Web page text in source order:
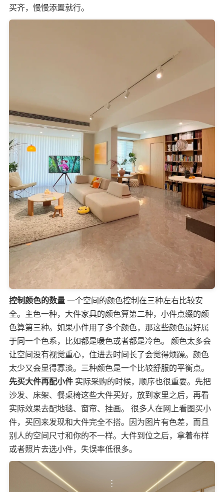
买齐，慢慢添置就行。
控制颜色的数量 一个空间的颜色控制在三种左右比较安
全。主色一种，大件家具的颜色算第二种，小件点缀的颜
色算第三种。如果小件用了多个颜色，那这些颜色最好属
于同一个色系，比如都是暖色或者都是冷色。 颜色太多会
让空间没有视觉重心，住进去时间长了会觉得烦躁。颜色
太少又会显得寡淡。三种颜色是一个比较舒服的平衡点。
先买大件再配小件 实际采购的时候，顺序也很重要。先把
沙发、床架、餐桌椅这些大件买好，放到家里之后，再看
实际效果去配地毯、窗帘、挂画。 很多人在网上看图买小
件，买回来发现和大件完全不搭。因为图片有色差，而且
别人的空间尺寸和你的不一样。大件到位之后，拿着布样
或者照片去选小件，失误率低很多。